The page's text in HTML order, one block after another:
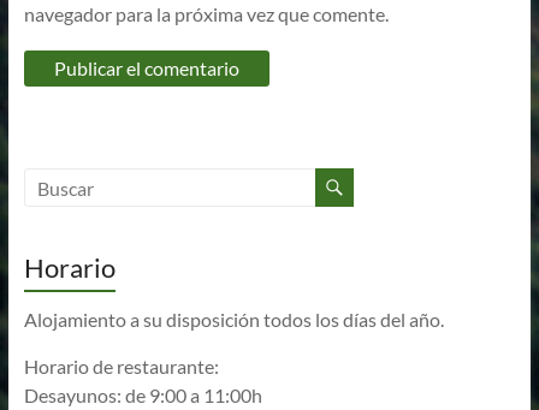
navegador para la próxima vez que comente.
Horario
Alojamiento a su disposición todos los días del año.
Horario de restaurante:
Desayunos: de 9:00 a 11:00h